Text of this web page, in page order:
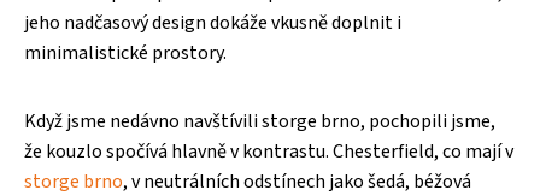
jeho nadčasový design dokáže vkusně doplnit i
minimalistické prostory.
Když jsme nedávno navštívili storge brno, pochopili jsme,
že kouzlo spočívá hlavně v kontrastu. Chesterfield, co mají v
storge brno, v neutrálních odstínech jako šedá, béžová